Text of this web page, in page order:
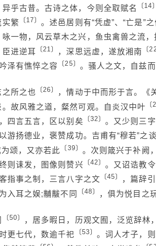
乎古昔。古诗之体，今则全取赋名
〔14〕
实繁 〔17〕 。述邑居则有“凭虚”、“亡是”之
一物，风云草木之兴，鱼虫禽兽之流
进逆耳 〔21〕 ，深思远虚，遂放湘南 〔
泽有憔悴之容 〔25〕 。骚人之文，自兹而
所之也 〔26〕 ，情动于中而形于言。《
。故风雅之道，粲然可观。自炎汉中叶 〔
，四言五言，区以别矣 〔32〕 。又少则三
游扬德业，褒赞成功。吉甫有“穆若”之谈
颂，又亦若此 〔39〕 。次则箴兴于补阙
则诔发，图像则赞兴 〔42〕 。又诏诰教
指事之制，三言八字之文 〔45〕 ，篇辞
入耳之娱;黼黻不同 〔48〕 ，俱为悦目之
〔50〕 ，居多暇日，历观文囿，泛览辞林
更七代，数逾千祀 〔53〕 。词人才子，